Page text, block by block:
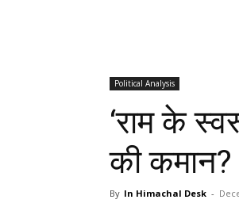
Political Analysis
‘राम के
की कमान?
By In Himachal Desk -